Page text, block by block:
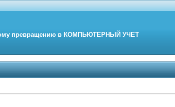
превращению в КОМПЬЮТЕРНЫЙ УЧЕТ